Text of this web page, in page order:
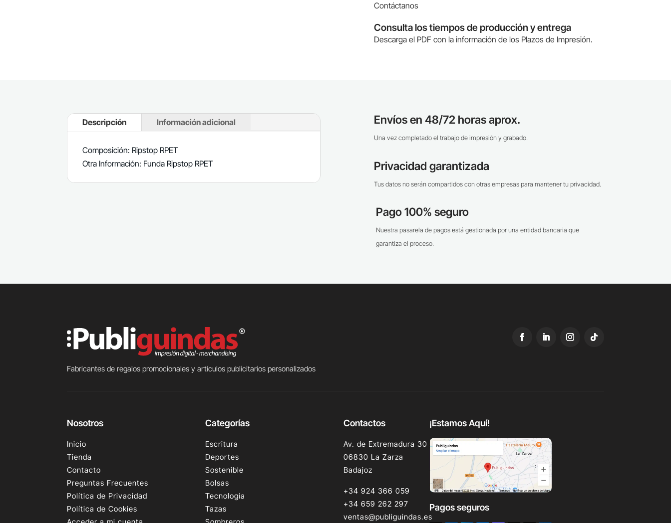
Contáctanos
Consulta los tiempos de producción y entrega
Descarga el PDF con la información de los Plazos de Impresión.
Descripción Información adicional
Composición: Ripstop RPET
Otra Información: Funda Ripstop RPET
Envíos en 48/72 horas aprox.
Una vez completado el trabajo de impresión y grabado.
Privacidad garantizada
Tus datos no serán compartidos con otras empresas para mantener tu privacidad.
Pago 100% seguro
Nuestra pasarela de pagos está gestionada por una entidad bancaria que
garantiza el proceso.
Fabricantes de regalos promocionales y artículos publicitarios personalizados
Nosotros
Inicio
Tienda
Contacto
Preguntas Frecuentes
Política de Privacidad
Política de Cookies
Categorías
Escritura
Deportes
Sostenible
Bolsas
Tecnología
Tazas
Contactos
Av. de Extremadura 30
06830 La Zarza
Badajoz
+34 924 366 059
+34 659 262 297
ventas@publiguindas.es
¡Estamos Aquí!
Pagos seguros